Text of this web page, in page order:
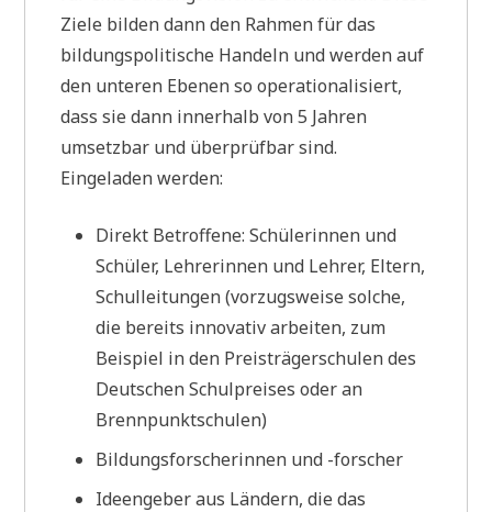
Ziele bilden dann den Rahmen für das
bildungspolitische Handeln und werden auf
den unteren Ebenen so operationalisiert,
dass sie dann innerhalb von 5 Jahren
umsetzbar und überprüfbar sind.
Eingeladen werden:
Direkt Betroffene: Schülerinnen und
Schüler, Lehrerinnen und Lehrer, Eltern,
Schulleitungen (vorzugsweise solche,
die bereits innovativ arbeiten, zum
Beispiel in den Preisträgerschulen des
Deutschen Schulpreises oder an
Brennpunktschulen)
Bildungsforscherinnen und -forscher
Ideengeber aus Ländern, die das